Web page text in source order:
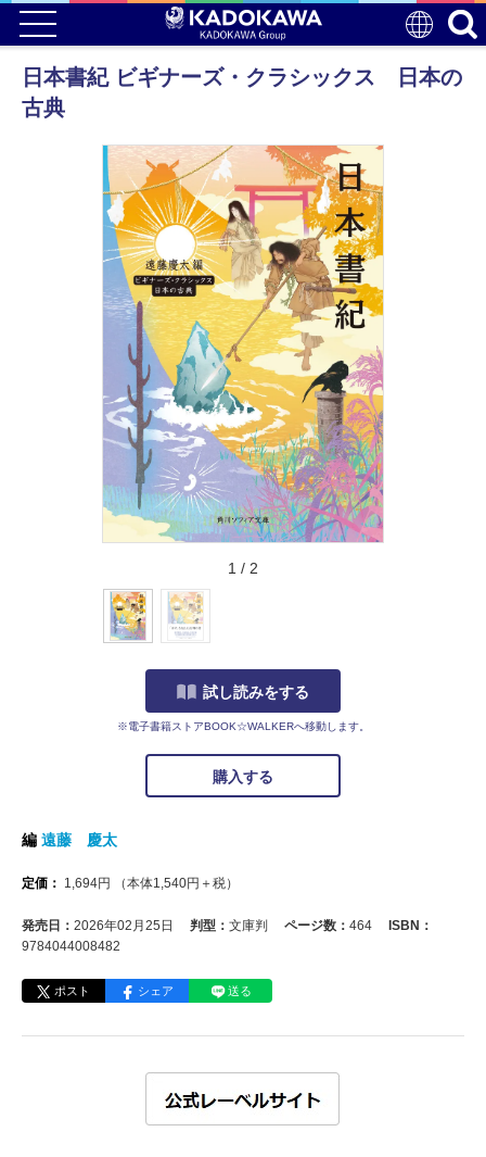
日本書紀 ビギナーズ・クラシックス 日本の
古典
1 / 2
試し読みをする
※電子書籍ストアBOOK☆WALKERへ移動します。
購入する
編 遠藤 慶太
定価： 1,694円 （本体1,540円＋税）
発売日： 2026年02月25日 判型： 文庫判 ページ数： 464
ISBN：
9784044008482
ポスト シェア 送る